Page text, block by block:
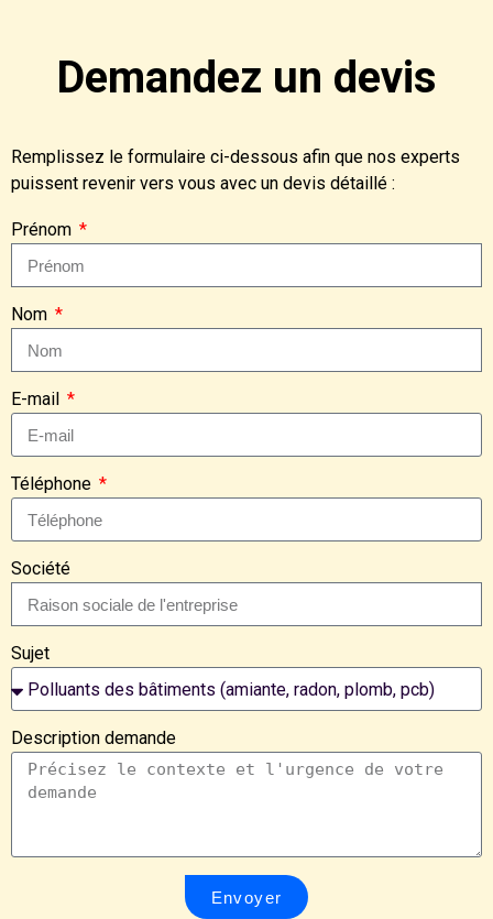
Demandez un devis
Remplissez le formulaire ci-dessous afin que nos experts
puissent revenir vers vous avec un devis détaillé :
Prénom
Nom
E-mail
Téléphone
Société
Sujet
Description demande
Envoyer